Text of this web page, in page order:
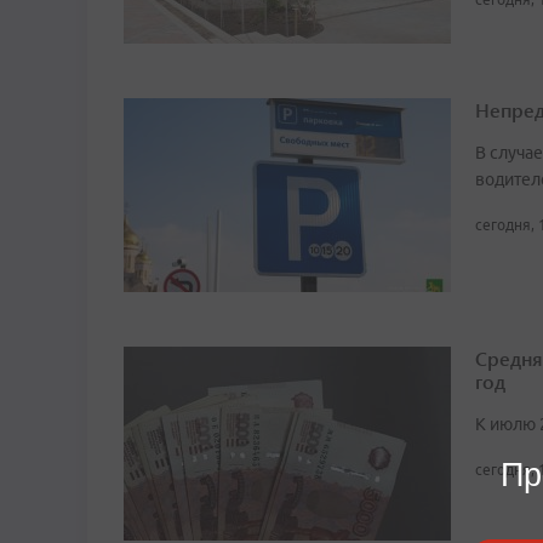
В
сегодня,
год
К июлю
сегодня,